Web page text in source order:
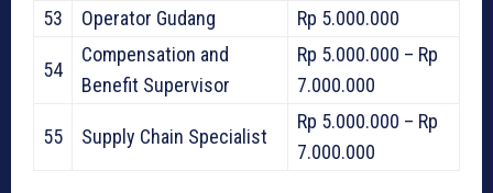
53
Operator Gudang Rp 5.000.000
54
Compensation and
Benefit Supervisor
Rp 5.000.000 – Rp
7.000.000
55 Supply Chain Specialist
Rp 5.000.000 – Rp
7.000.000